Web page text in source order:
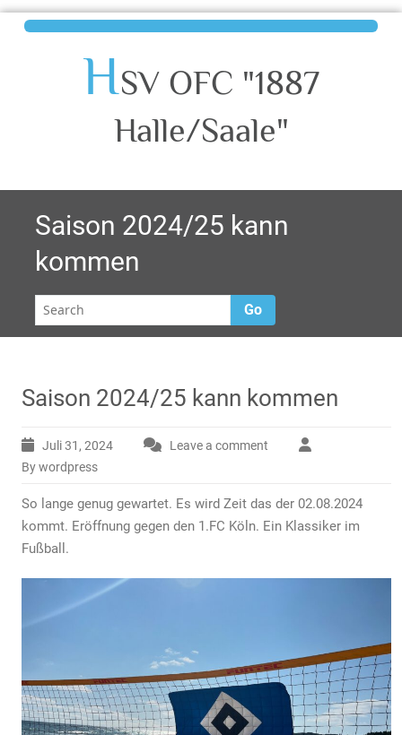
HSV OFC "1887
Halle/Saale"
Saison 2024/25 kann
kommen
Go
Saison 2024/25 kann kommen
Juli 31, 2024
Leave a comment
By wordpress
So lange genug gewartet. Es wird Zeit das der 02.08.2024
kommt. Eröffnung gegen den 1.FC Köln. Ein Klassiker im
Fußball.